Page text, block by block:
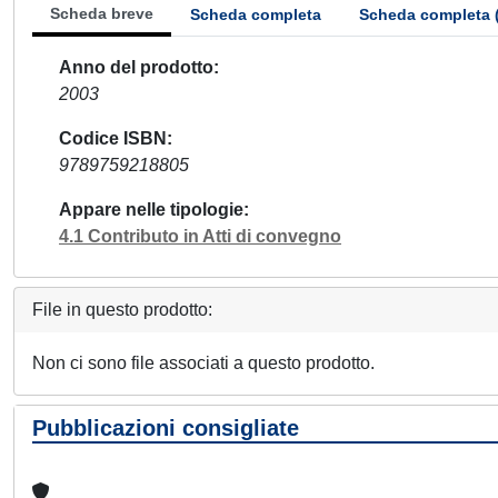
Scheda breve Scheda completa Scheda completa
Anno del prodotto
2003
Codice ISBN
9789759218805
Appare nelle tipologie
4.1 Contributo in Atti di convegno
File in questo prodotto:
Non ci sono file associati a questo prodotto.
Pubblicazioni consigliate